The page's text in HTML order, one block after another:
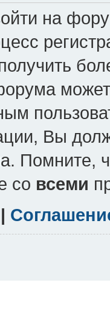
на
может
Вы
Помните,
со всеми